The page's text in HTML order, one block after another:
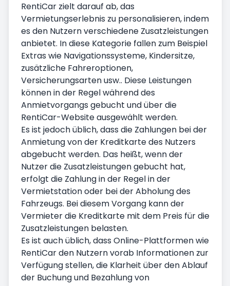
RentiCar zielt darauf ab, das
Vermietungserlebnis zu personalisieren, indem
es den Nutzern verschiedene Zusatzleistungen
anbietet. In diese Kategorie fallen zum Beispiel
Extras wie Navigationssysteme, Kindersitze,
zusätzliche Fahreroptionen,
Versicherungsarten usw.. Diese Leistungen
können in der Regel während des
Anmietvorgangs gebucht und über die
RentiCar-Website ausgewählt werden.
Es ist jedoch üblich, dass die Zahlungen bei der
Anmietung von der Kreditkarte des Nutzers
abgebucht werden. Das heißt, wenn der
Nutzer die Zusatzleistungen gebucht hat,
erfolgt die Zahlung in der Regel in der
Vermietstation oder bei der Abholung des
Fahrzeugs. Bei diesem Vorgang kann der
Vermieter die Kreditkarte mit dem Preis für die
Zusatzleistungen belasten.
Es ist auch üblich, dass Online-Plattformen wie
RentiCar den Nutzern vorab Informationen zur
Verfügung stellen, die Klarheit über den Ablauf
der Buchung und Bezahlung von